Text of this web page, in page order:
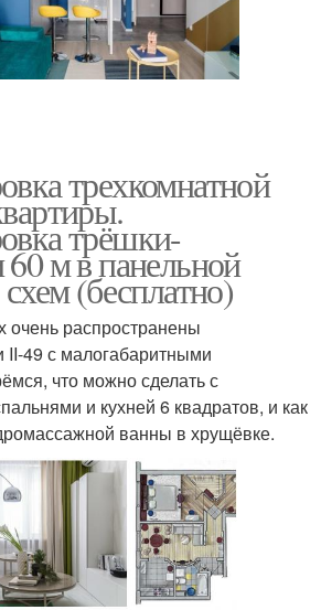
трехкомнатной
трёшки-
м в панельной
(бесплатно)
очень распространены
II-49 с малогабаритными
что можно сделать с
и кухней 6 квадратов, и как
ванны в хрущёвке.